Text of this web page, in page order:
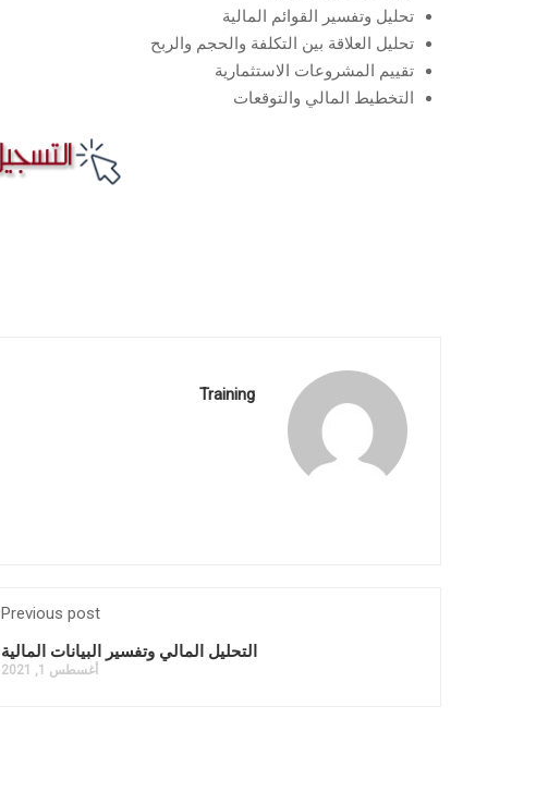
تحليل وتفسير القوائم المالية
تحليل العلاقة بين التكلفة والحجم والربح
تقييم المشروعات الاستثمارية
التخطيط المالي والتوقعات
Training
Previous post
التحليل المالي وتفسير البيانات المالية
أغسطس 1, 2021